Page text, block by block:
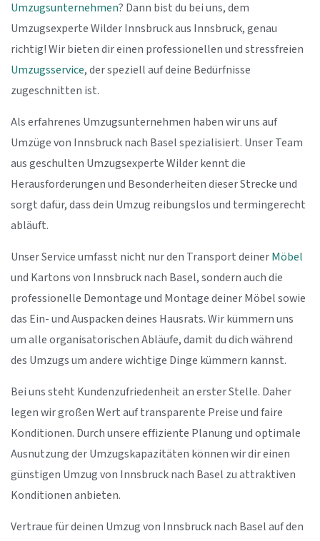
Umzugsunternehmen? Dann bist du bei uns, dem
Umzugsexperte Wilder Innsbruck aus Innsbruck, genau
richtig! Wir bieten dir einen professionellen und stressfreien
Umzugsservice, der speziell auf deine Bedürfnisse
zugeschnitten ist.
Als erfahrenes Umzugsunternehmen haben wir uns auf
Umzüge von Innsbruck nach Basel spezialisiert. Unser Team
aus geschulten Umzugsexperte Wilder kennt die
Herausforderungen und Besonderheiten dieser Strecke und
sorgt dafür, dass dein Umzug reibungslos und termingerecht
abläuft.
Unser Service umfasst nicht nur den Transport deinerMöbel
und Kartons von Innsbruck nach Basel, sondern auch die
professionelle Demontage und Montage deiner Möbel sowie
das Ein- und Auspacken deines Hausrats. Wir kümmern uns
um alle organisatorischen Abläufe, damit du dich während
des Umzugs um andere wichtige Dinge kümmern kannst.
Bei uns steht Kundenzufriedenheit an erster Stelle. Daher
legen wir großen Wert auf transparente Preise und faire
Konditionen. Durch unsere effiziente Planung und optimale
Ausnutzung der Umzugskapazitäten können wir dir einen
günstigen Umzug von Innsbruck nach Basel zu attraktiven
Konditionen anbieten.
Vertraue für deinen Umzug von Innsbruck nach Basel auf den